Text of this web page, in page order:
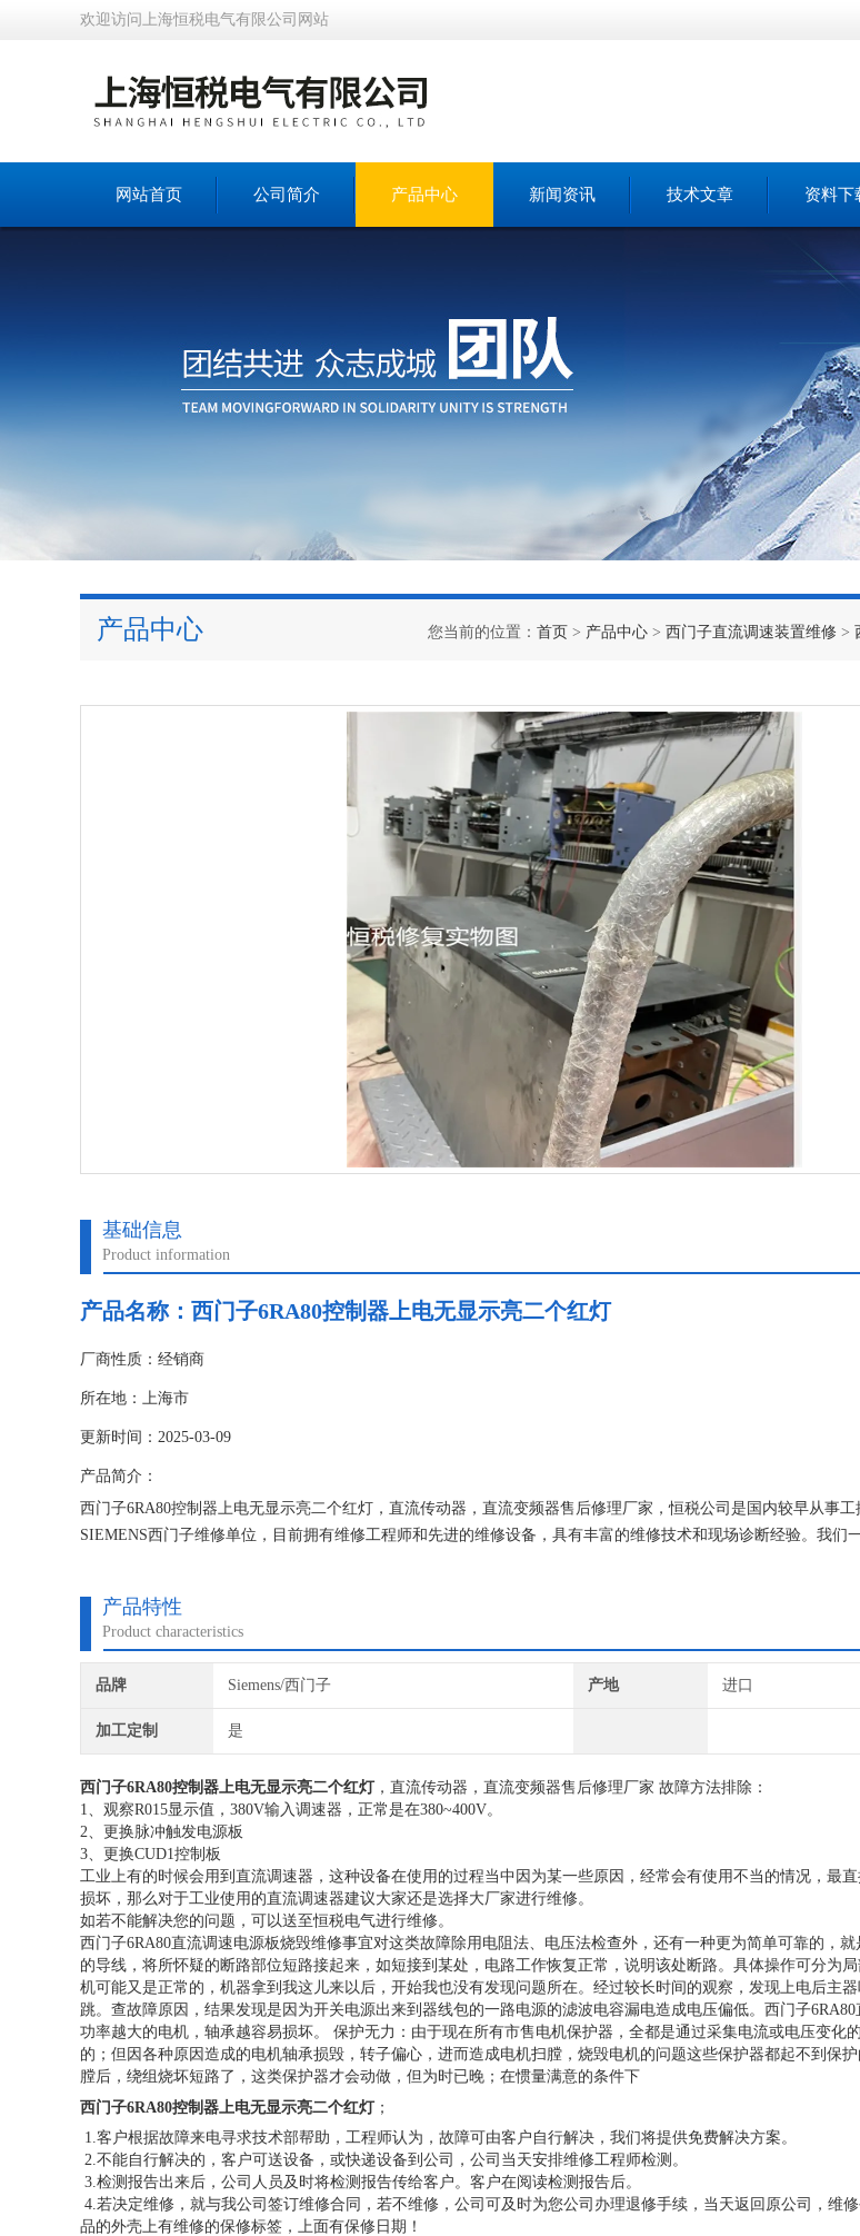
欢迎访问上海恒税电气有限公司网站
网站首页 公司简介 产品中心 新闻资讯 技术文章 资料下
产品中心 您当前的位置： 首页 > 产品中心 > 西门子直流调速装置维修 >
基础信息
Product information
产品名称： 西门子6RA80控制器上电无显示亮二个红灯
厂商性质：经销商
所在地：上海市
更新时间：2025-03-09
产品简介：
西门子6RA80控制器上电无显示亮二个红灯，直流传动器，直流变频器售后修理厂家，恒税公司是国内较早从事工
SIEMENS西门子维修单位，目前拥有维修工程师和先进的维修设备，具有丰富的维修技术和现场诊断经验。我们
产品特性
Product characteristics
品牌 Siemens/西门子 产地 进口
加工定制 是
西门子6RA80控制器上电无显示亮二个红灯，直流传动器，直流变频器售后修理厂家 故障方法排除：
1、观察R015显示值，380V输入调速器，正常是在380~400V。
2、更换脉冲触发电源板
3、更换CUD1控制板
工业上有的时候会用到直流调速器，这种设备在使用的过程当中因为某一些原因，经常会有使用不当的情况，最
损坏，那么对于工业使用的直流调速器建议大家还是选择大厂家进行维修。
如若不能解决您的问题，可以送至恒税电气进行维修。
西门子6RA80直流调速电源板烧毁维修事宜对这类故障除用电阻法、电压法检查外，还有一种更为简单可靠的，
的导线，将所怀疑的断路部位短路接起来，如短接到某处，电路工作恢复正常，说明该处断路。具体操作可分为
机可能又是正常的，机器拿到我这儿来以后，开始我也没有发现问题所在。经过较长时间的观察，发现上电后主
跳。查故障原因，结果发现是因为开关电源出来到器线包的一路电源的滤波电容漏电造成电压偏低。西门子
功率越大的电机，轴承越容易损坏。 保护无力：由于现在所有市售电机保护器，全都是通过采集电流或电压变化
的；但因各种原因造成的电机轴承损毁，转子偏心，进而造成电机扫膛，烧毁电机的问题这些保护器都起不到保
膛后，绕组烧坏短路了，这类保护器才会动做，但为时已晚；在惯量满意的条件下
西门子6RA80控制器上电无显示亮二个红灯；
1.客户根据故障来电寻求技术部帮助，工程师认为，故障可由客户自行解决，我们将提供免费解决方案。
2.不能自行解决的，客户可送设备，或快递设备到公司，公司当天安排维修工程师检测。
3.检测报告出来后，公司人员及时将检测报告传给客户。客户在阅读检测报告后。
4.若决定维修，就与我公司签订维修合同，若不维修，公司可及时为您公司办理退修手续，当天返回原公司，维
品的外壳上有维修的保修标签，上面有保修日期！